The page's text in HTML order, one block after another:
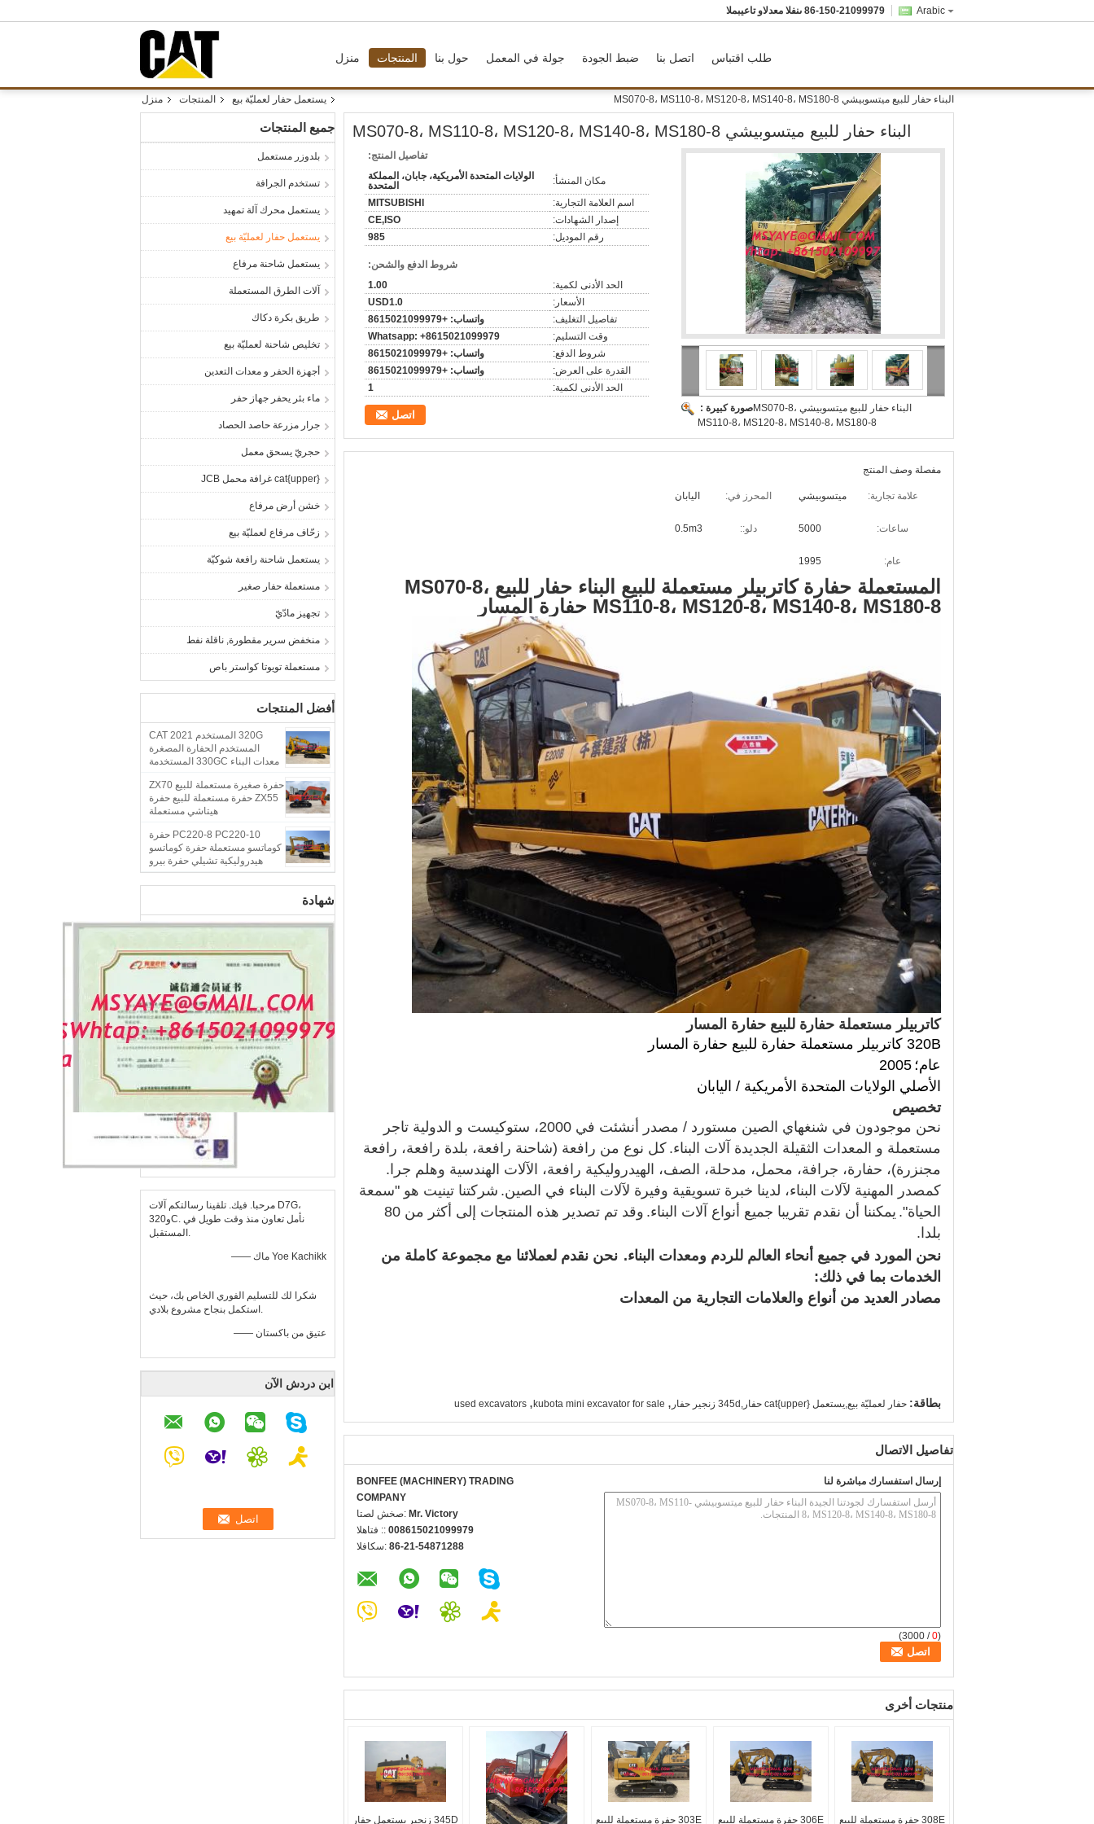
Arabic المبيعات والدعم الفنى 86-150-21099979
منزل المنتجات حول بنا جولة في المعمل ضبط الجودة اتصل بنا طلب اقتباس
منزل المنتجات يستعمل حفار لعمليّة بيع البناء حفار للبيع ميتسوبيشي MS070-8، MS110-8، MS120-8، MS140-8، MS180-8
جميع المنتجات
بلدوزر مستعمل
تستخدم الجرافة
يستعمل محرك آلة تمهيد
يستعمل حفار لعمليّة بيع
يستعمل شاحنة مرفاع
آلات الطرق المستعملة
طريق بكرة دكاك
تخليص شاحنة لعمليّة بيع
أجهزة الحفر و معدات التعدين
ماء بئر يحفر جهاز حفر
جرار مزرعة حاصد الحصاد
حجريّ يسحق معمل
{upper}cat غرافة محمل JCB
خشن أرض مرفاع
زحّاف مرفاع لعمليّة بيع
يستعمل شاحنة رافعة شوكيّة
مستعملة حفار صغير
تجهيز مادّيّ
منخفض سرير مقطورة, ناقلة نفط
مستعملة تويوتا كواستر باص
أفضل المنتجات
320G المستخدم CAT 2021
المستخدم الحفارة المصغرة
معدات البناء 330GC المستخدمة
حفرة صغيرة مستعملة للبيع ZX70
ZX55 حفرة مستعملة للبيع حفرة
هيتاشي مستعملة
PC220-8 PC220-10 حفرة
كوماتسو مستعملة حفرة كوماتسو
هيدروليكية تشيلي حفرة بيرو
شهادة
مرحبا. فيك. تلقينا رسالتكم آلات D7G،
و320C. نأمل تعاون منذ وقت طويل في
المستقبل.
—— ماك Yoe Kachikk
شكرا لك للتسليم الفوري الخاص بك، حيث
استكمل بنجاح مشروع بلادي.
—— عتيق من باكستان
ابن دردش الآن
البناء حفار للبيع ميتسوبيشي MS070-8، MS110-8، MS120-8، MS140-8، MS180-8
صورة كبيرة :البناء حفار للبيع ميتسوبيشي MS070-8،
MS110-8، MS120-8، MS140-8، MS180-8
تفاصيل المنتج:
مكان المنشأ:
الولايات المتحدة الأمريكية، جابان، المملكة
المتحدة
اسم العلامة التجارية:
MITSUBISHI
إصدار الشهادات:
CE,ISO
رقم الموديل:
985
شروط الدفع والشحن:
الحد الأدنى لكمية:
1.00
الأسعار:
USD1.0
تفاصيل التغليف:
واتساب: +8615021099979
وقت التسليم:
Whatsapp: +8615021099979
شروط الدفع:
واتساب: +8615021099979
القدرة على العرض:
واتساب: +8615021099979
الحد الأدنى لكمية:
1
اتصل
مفصلة وصف المنتج
علامة تجارية: ميتسوبيشي المحرز في: اليابان
ساعات: 5000 دلو:: 0.5m3
عام: 1995
المستعملة حفارة كاتربيلر مستعملة للبيع البناء حفار للبيع MS070-8،
MS110-8، MS120-8، MS140-8، MS180-8 حفارة المسار
كاتربيلر مستعملة حفارة للبيع حفارة المسار
320B كاتربيلر مستعملة حفارة للبيع حفارة المسار
عام؛ 2005
الأصلي الولايات المتحدة الأمريكية / اليابان
تخصيص
نحن موجودون في شنغهاي الصين مستورد / مصدر أنشئت في 2000، ستوكيست و الدولية تاجر
مستعملة و المعدات الثقيلة الجديدة آلات البناء. كل نوع من رافعة (شاحنة رافعة، بلدة رافعة، رافعة
مجنزرة)، حفارة، جرافة، محمل، مدحلة، الصف، الهيدروليكية رافعة، الآلات الهندسية وهلم جرا.
كمصدر المهنية لآلات البناء، لدينا خبرة تسويقية وفيرة لآلات البناء في الصين. شركتنا تينيت هو "سمعة
الحياة". يمكننا أن نقدم تقريبا جميع أنواع آلات البناء.
وقد تم تصدير هذه المنتجات إلى أكثر من 80
بلدا.
نحن المورد في جميع أنحاء العالم للردم ومعدات البناء. نحن نقدم لعملائنا مع مجموعة كاملة من
الخدمات بما في ذلك:
مصادر العديد من أنواع والعلامات التجارية من المعدات
بطاقة: حفار لعمليّة بيع,يستعمل {upper}cat حفار,345d زنجير حفار ,
kubota mini excavator for sale
,
used excavators
تفاصيل الاتصال
BONFEE (MACHINERY) TRADING
COMPANY
اتصل شخص: Mr. Victory
الهاتف :: 008615021099979
الفاكس: 86-21-54871288
إرسال استفسارك مباشرة لنا
(
0
/ 3000)
منتجات أخرى
345D زنجير يستعمل حفار 303E حفرة مستعملة للبيع 306E حفرة مستعملة للبيع 308E حفرة مستعملة للبيع